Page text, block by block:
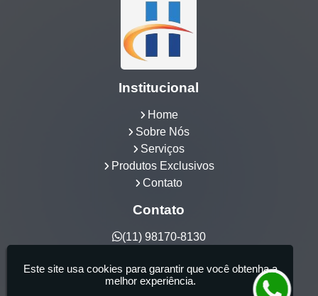
Institucional
Home
Sobre Nós
Serviços
Produtos Exclusivos
Contato
Contato
(11) 98170-8130
Hidrocia Manutenção e Venda Especializada de
Banheiras - 25 anos de tradição - Fabricante de
Este site usa cookies para garantir que você obtenha a
melhor experiência.